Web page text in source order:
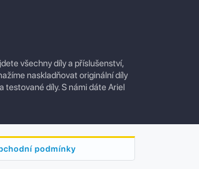
všechny díly a příslušenství,
naskladňovat originální díly
testované díly. S námi dáte Ariel
podmínky